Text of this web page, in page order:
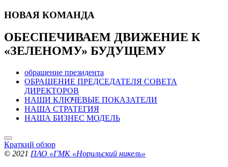
НОВАЯ КОМАНДА
ОБЕСПЕЧИВАЕМ ДВИЖЕНИЕ К
«ЗЕЛЕНОМУ» БУДУЩЕМУ
обращение президента
ОБРАЩЕНИЕ ПРЕДСЕДАТЕЛЯ СОВЕТА
ДИРЕКТОРОВ
НАШИ КЛЮЧЕВЫЕ ПОКАЗАТЕЛИ
НАША СТРАТЕГИЯ
НАША БИЗНЕС МОДЕЛЬ
Краткий обзор
© 2021 ПАО «ГМК «Норильский никель»